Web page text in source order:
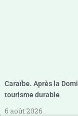
Caraïbe. Après la
tourisme durable
6 août 2026